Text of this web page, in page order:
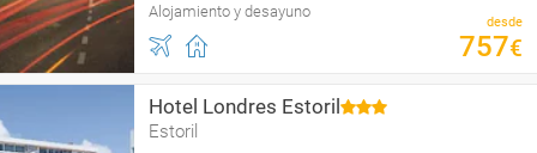
Alojamiento y desayuno
desde
757€
Hotel Londres Estoril
Estoril